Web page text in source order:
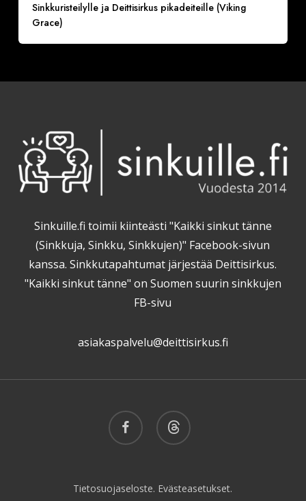
Sinkkuristeilylle ja Deittisirkus pikadeiteille (Viking
Grace)
Sinkuille.fi toimii kiinteästi "Kaikki sinkut tänne
(Sinkkuja, Sinkku, Sinkkujen)" Facebook-sivun
kanssa. Sinkkutapahtumat järjestää Deittisirkus.
"Kaikki sinkut tänne" on Suomen suurin sinkkujen
FB-sivu
asiakaspalvelu@deittisirkus.fi
facebook threads
Tietosuojaseloste. Evästeasetukset.